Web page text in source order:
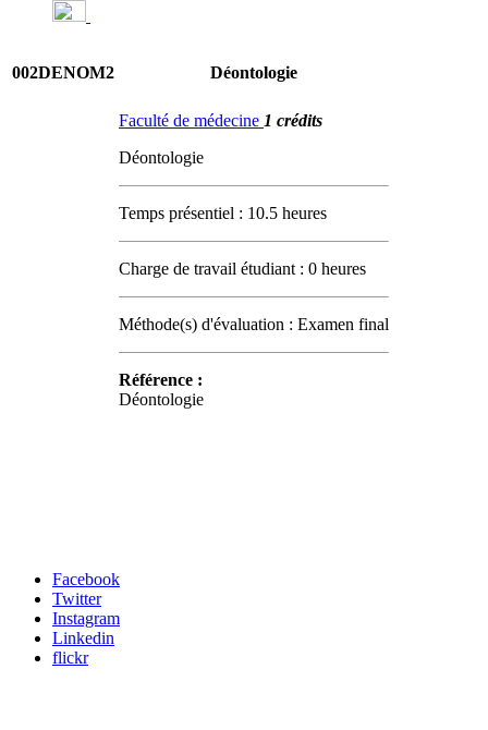
002DENOM2 Déontologie
Faculté de médecine 1 crédits
Déontologie
Temps présentiel : 10.5 heures
Charge de travail étudiant : 0 heures
Méthode(s) d'évaluation : Examen final
Référence :
Déontologie
Facebook
Twitter
Instagram
Linkedin
flickr